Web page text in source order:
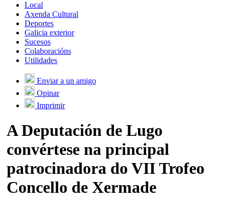
Local
Axenda Cultural
Deportes
Galicia exterior
Sucesos
Colaboracións
Utilidades
Enviar a un amigo
Opinar
Imprimir
A Deputación de Lugo
convértese na principal
patrocinadora do VII Trofeo
Concello de Xermade